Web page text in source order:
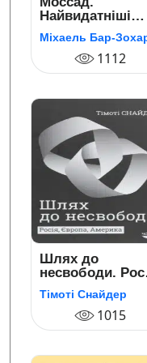
Найвидатніші
операції
ізраїльської
розвідки
Міхаель Бар-
1112
Шлях до
несвободи.
Європа, Америка
Тімоті Снайдер
1015